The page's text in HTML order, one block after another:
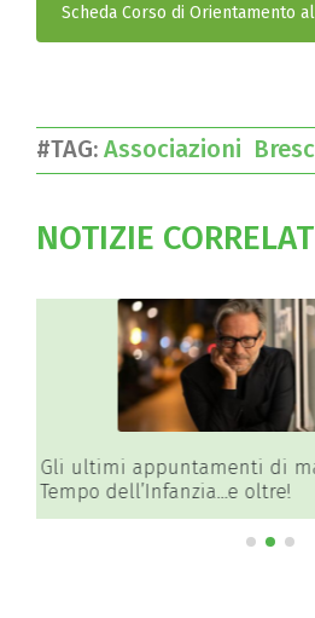
Scheda Corso di Orientamento
#TAG: Associazioni
NOTIZIE
Cremona, finanziati da
due progetti per orti
all’educazione ambientale